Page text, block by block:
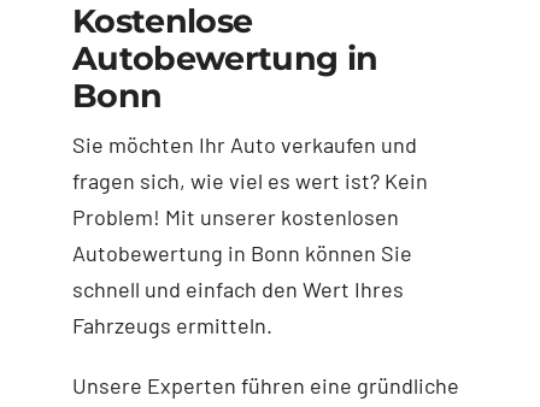
Kostenlose
Autobewertung in
Bonn
Sie möchten Ihr Auto verkaufen und
fragen sich, wie viel es wert ist? Kein
Problem! Mit unserer kostenlosen
Autobewertung in Bonn können Sie
schnell und einfach den Wert Ihres
Fahrzeugs ermitteln.
Unsere Experten führen eine gründliche